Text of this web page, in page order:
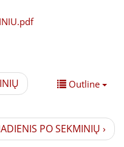
Outline
PO SEKMINIŲ ›